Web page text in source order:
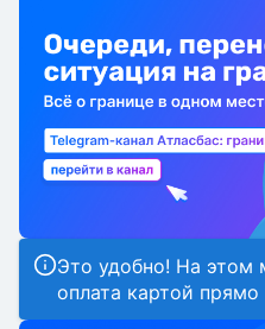
Это удобно! На этом
оплата картой прямо